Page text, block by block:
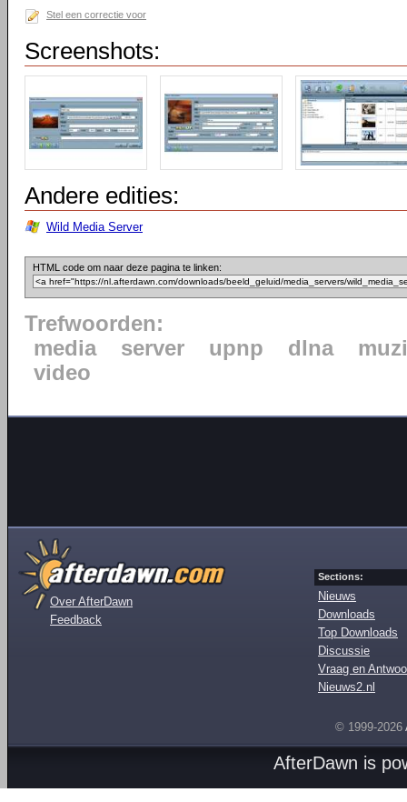
Stel een correctie voor
Screenshots:
Andere edities:
Wild Media Server
HTML code om naar deze pagina te linken:
Trefwoorden:
media
server upnp dlna
video
Over AfterDawn
Feedback
Sections:
Nieuws
Downloads
Top Downloads
Discussie
Vraag en
Nieuws2.nl
© 1999-2026
AfterDawn is